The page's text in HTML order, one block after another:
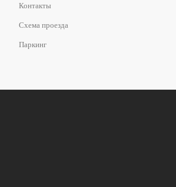
Контакты
Схема проезда
Паркинг